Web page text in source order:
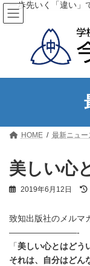
コ
ン
テ
キ
ナ
ビ
ゲ
に
一歩先いく「違い」
HOME 最新ニュー
美しい心
2019年6月12日
致知出版社のメルマ
————————-
「美しい心とはどう
それは、自分はどん